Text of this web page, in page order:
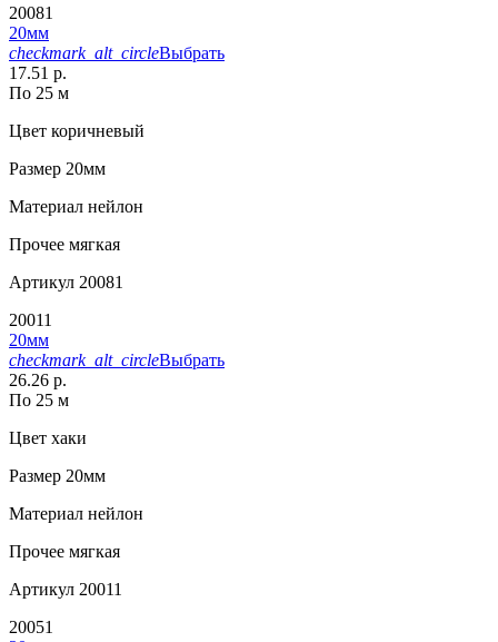
20081
20мм
checkmark_alt_circleВыбрать
17.51 р.
По 25 м
Цвет коричневый
Размер 20мм
Материал нейлон
Прочее мягкая
Артикул 20081
20011
20мм
checkmark_alt_circleВыбрать
26.26 р.
По 25 м
Цвет хаки
Размер 20мм
Материал нейлон
Прочее мягкая
Артикул 20011
20051